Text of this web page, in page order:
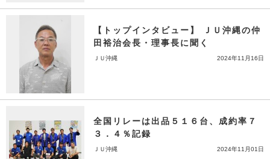
【トップインタビュー】 ＪＵ沖縄の仲
田裕治会長・理事長に聞く
ＪＵ沖縄 2024年11月16日
全国リレーは出品５１６台、成約率７
３．４％記録
ＪＵ沖縄 2024年11月01日